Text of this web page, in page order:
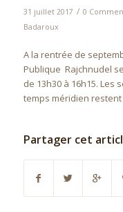
31 juillet 2017 / 0
Badaroux
A la rentrée de
Publique Rajchnudel
de 13h30 à 16h15. Les
temps méridien
Partager cet